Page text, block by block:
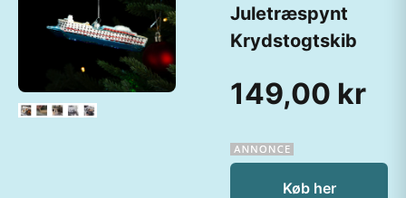
Juletræspynt
Krydstogtskib
149,00 kr
Køb her